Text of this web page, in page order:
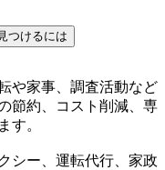
つけるには
や家事、調査活動など
節約、コスト削減、専
す。
シー、運転代行、家政